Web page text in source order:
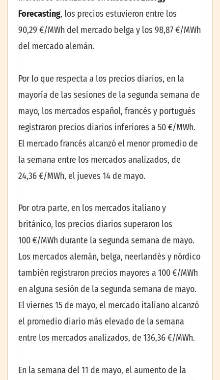
Forecasting, los precios estuvieron entre los
90,29 €/MWh del mercado belga y los 98,87 €/MWh
del mercado alemán.
Por lo que respecta a los precios diarios, en la
mayoría de las sesiones de la segunda semana de
mayo, los mercados español, francés y portugués
registraron precios diarios inferiores a 50 €/MWh.
El mercado francés alcanzó el menor promedio de
la semana entre los mercados analizados, de
24,36 €/MWh, el jueves 14 de mayo.
Por otra parte, en los mercados italiano y
británico, los precios diarios superaron los
100 €/MWh durante la segunda semana de mayo.
Los mercados alemán, belga, neerlandés y nórdico
también registraron precios mayores a 100 €/MWh
en alguna sesión de la segunda semana de mayo.
El viernes 15 de mayo, el mercado italiano alcanzó
el promedio diario más elevado de la semana
entre los mercados analizados, de 136,36 €/MWh.
En la semana del 11 de mayo, el aumento de la